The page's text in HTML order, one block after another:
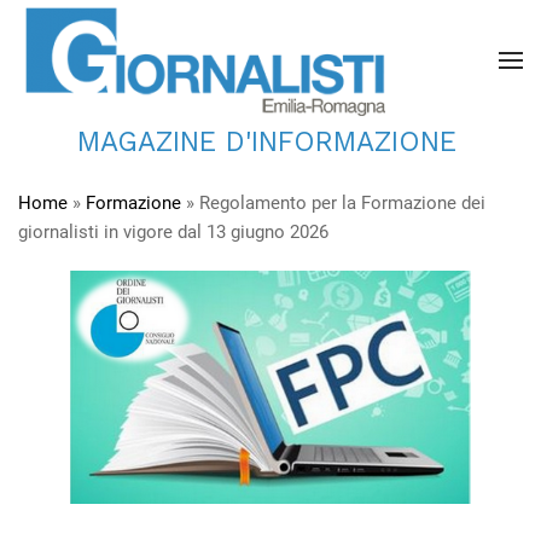
MAGAZINE D'INFORMAZIONE
Home » Formazione » Regolamento per la Formazione dei
giornalisti in vigore dal 13 giugno 2026